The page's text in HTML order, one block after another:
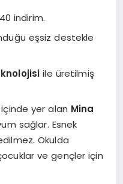
indirim.
eşsiz destekle
ile üretilmiş
içinde yer alan Mina
sağlar. Esnek
Okulda
ve gençler için